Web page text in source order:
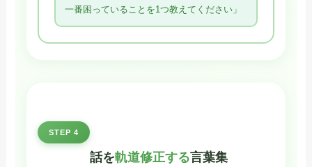
一番困っていることを1つ教えてください」
STEP 4
話を軌道修正する言葉集